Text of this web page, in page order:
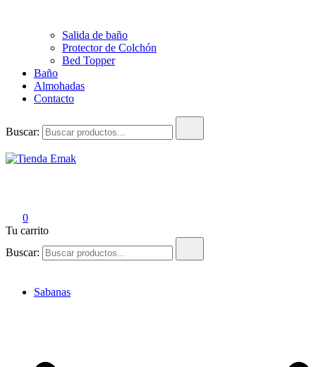
Salida de baño
Protector de Colchón
Bed Topper
Baño
Almohadas
Contacto
Buscar:
0
Tu carrito
Buscar:
Sabanas